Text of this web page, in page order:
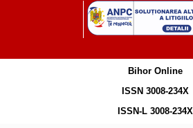
Bihor Online
ISSN 3008-234X
ISSN-L 3008-234X